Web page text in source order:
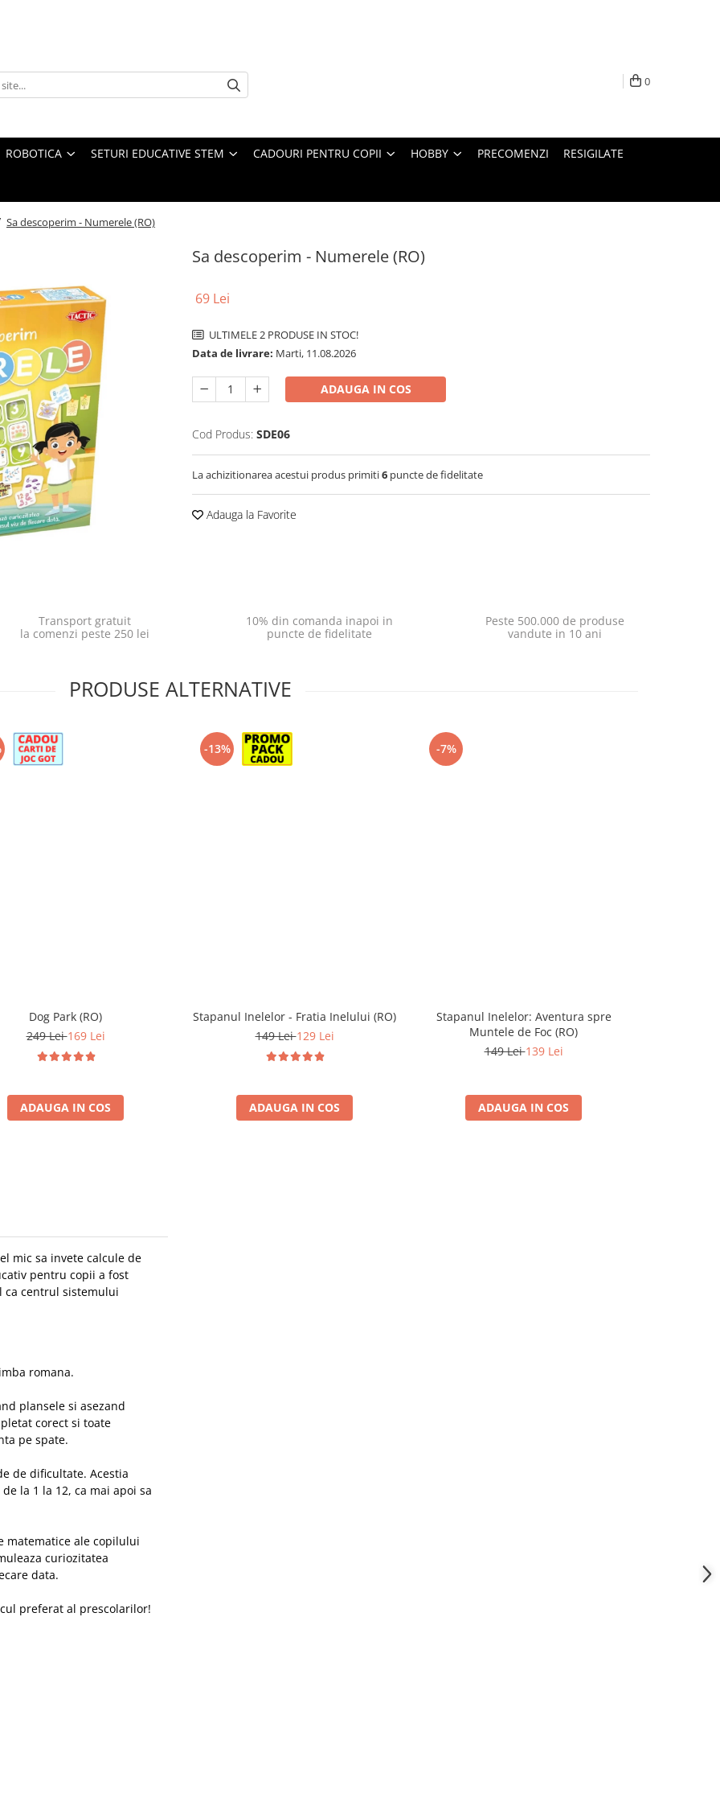
0
ROBOTICA SETURI EDUCATIVE STEM CADOURI PENTRU COPII HOBBY PRECOMENZI RESIGILATE
Sa descoperim - Numerele (RO)
Sa descoperim - Numerele (RO)
69 Lei
ULTIMELE 2 PRODUSE IN STOC!
Data de livrare: Marti, 11.08.2026
ADAUGA IN COS
Cod Produs: SDE06
La achizitionarea acestui produs primiti6 puncte de fidelitate
Adauga la Favorite
Transport gratuit
la comenzi peste 250 lei
10% din comanda inapoi in
puncte de fidelitate
Peste 500.000 de produse
vandute in 10 ani
PRODUSE ALTERNATIVE
Dog Park (RO)
249 Lei169 Lei
ADAUGA IN COS
-13%
Stapanul Inelelor - Fratia Inelului (RO)
149 Lei129 Lei
ADAUGA IN COS
-7%
Stapanul Inelelor: Aventura spre
Muntele de Foc (RO)
149 Lei139 Lei
ADAUGA IN COS
mic sa invete calcule de
pentru copii a fost
ca centrul sistemului
romana.
plansele si asezand
corect si toate
pe spate.
de dificultate. Acestia
la 1 la 12, ca mai apoi sa
matematice ale copilului
curiozitatea
data.
preferat al prescolarilor!